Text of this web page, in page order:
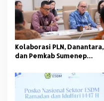
Kolaborasi PLN, Danantara,
dan Pemkab Sumenep
untuk Wilayah 3T